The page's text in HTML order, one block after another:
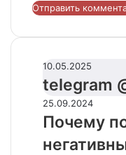
telegram
@pporder
отзывы
10.05.2025
telegram
Почему
появляются
негативные
отзывы
25.09.2024
Почему